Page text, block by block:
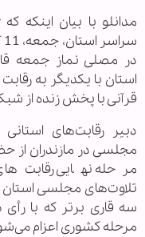
در مصلی نماز جمعه
استان با یکدیگر به
قرآنی با پخش زنده از
دبیر رقابت‌های
مجلسی در مازندران از
مرحله نهایی
تلاوت‌های مجلسی استان
سه قاری برتر که با
مرحله کشوری اعزام